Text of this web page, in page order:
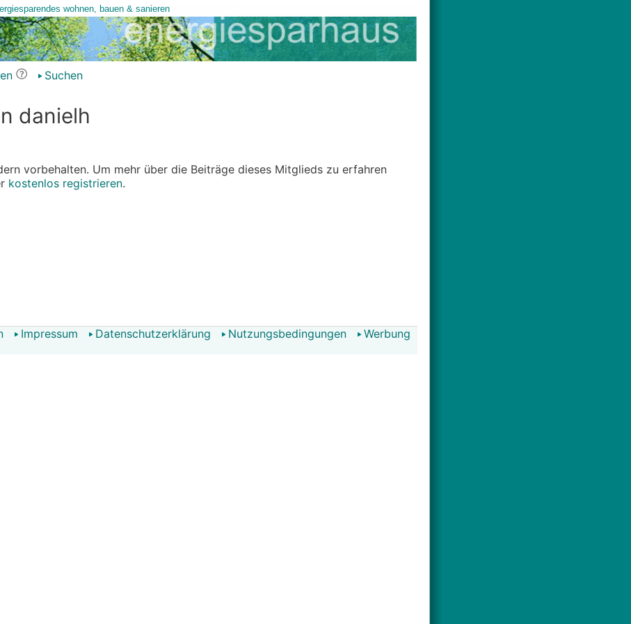
Suchen
danielh
vorbehalten. Um mehr über die Beiträge dieses Mitglieds zu erfahren
kostenlos registrieren.
Impressum Datenschutzerklärung Nutzungsbedingungen Werbung